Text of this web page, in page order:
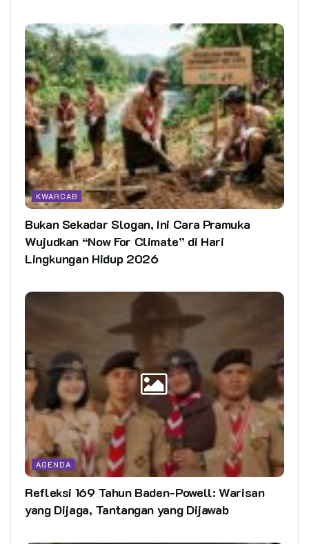
KWARCAB
Bukan Sekadar Slogan, Ini Cara Pramuka
Wujudkan “Now For Climate” di Hari
Lingkungan Hidup 2026
AGENDA
Refleksi 169 Tahun Baden-Powell: Warisan
yang Dijaga, Tantangan yang Dijawab